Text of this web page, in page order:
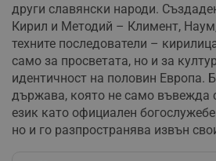
други славянски народи.
Кирил и Методий – Климент,
техните последователи –
само за просветата, но и за
идентичност на половин Европа.
държава, която не само въвежда
език като официален
но и го разпространява извън